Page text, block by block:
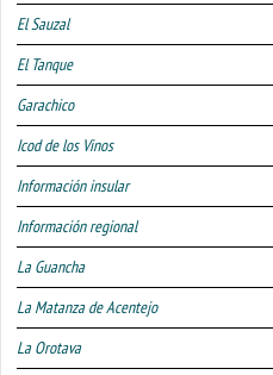
El Sauzal
El Tanque
Garachico
Icod de los Vinos
Información insular
Información regional
La Guancha
La Matanza de Acentejo
La Orotava